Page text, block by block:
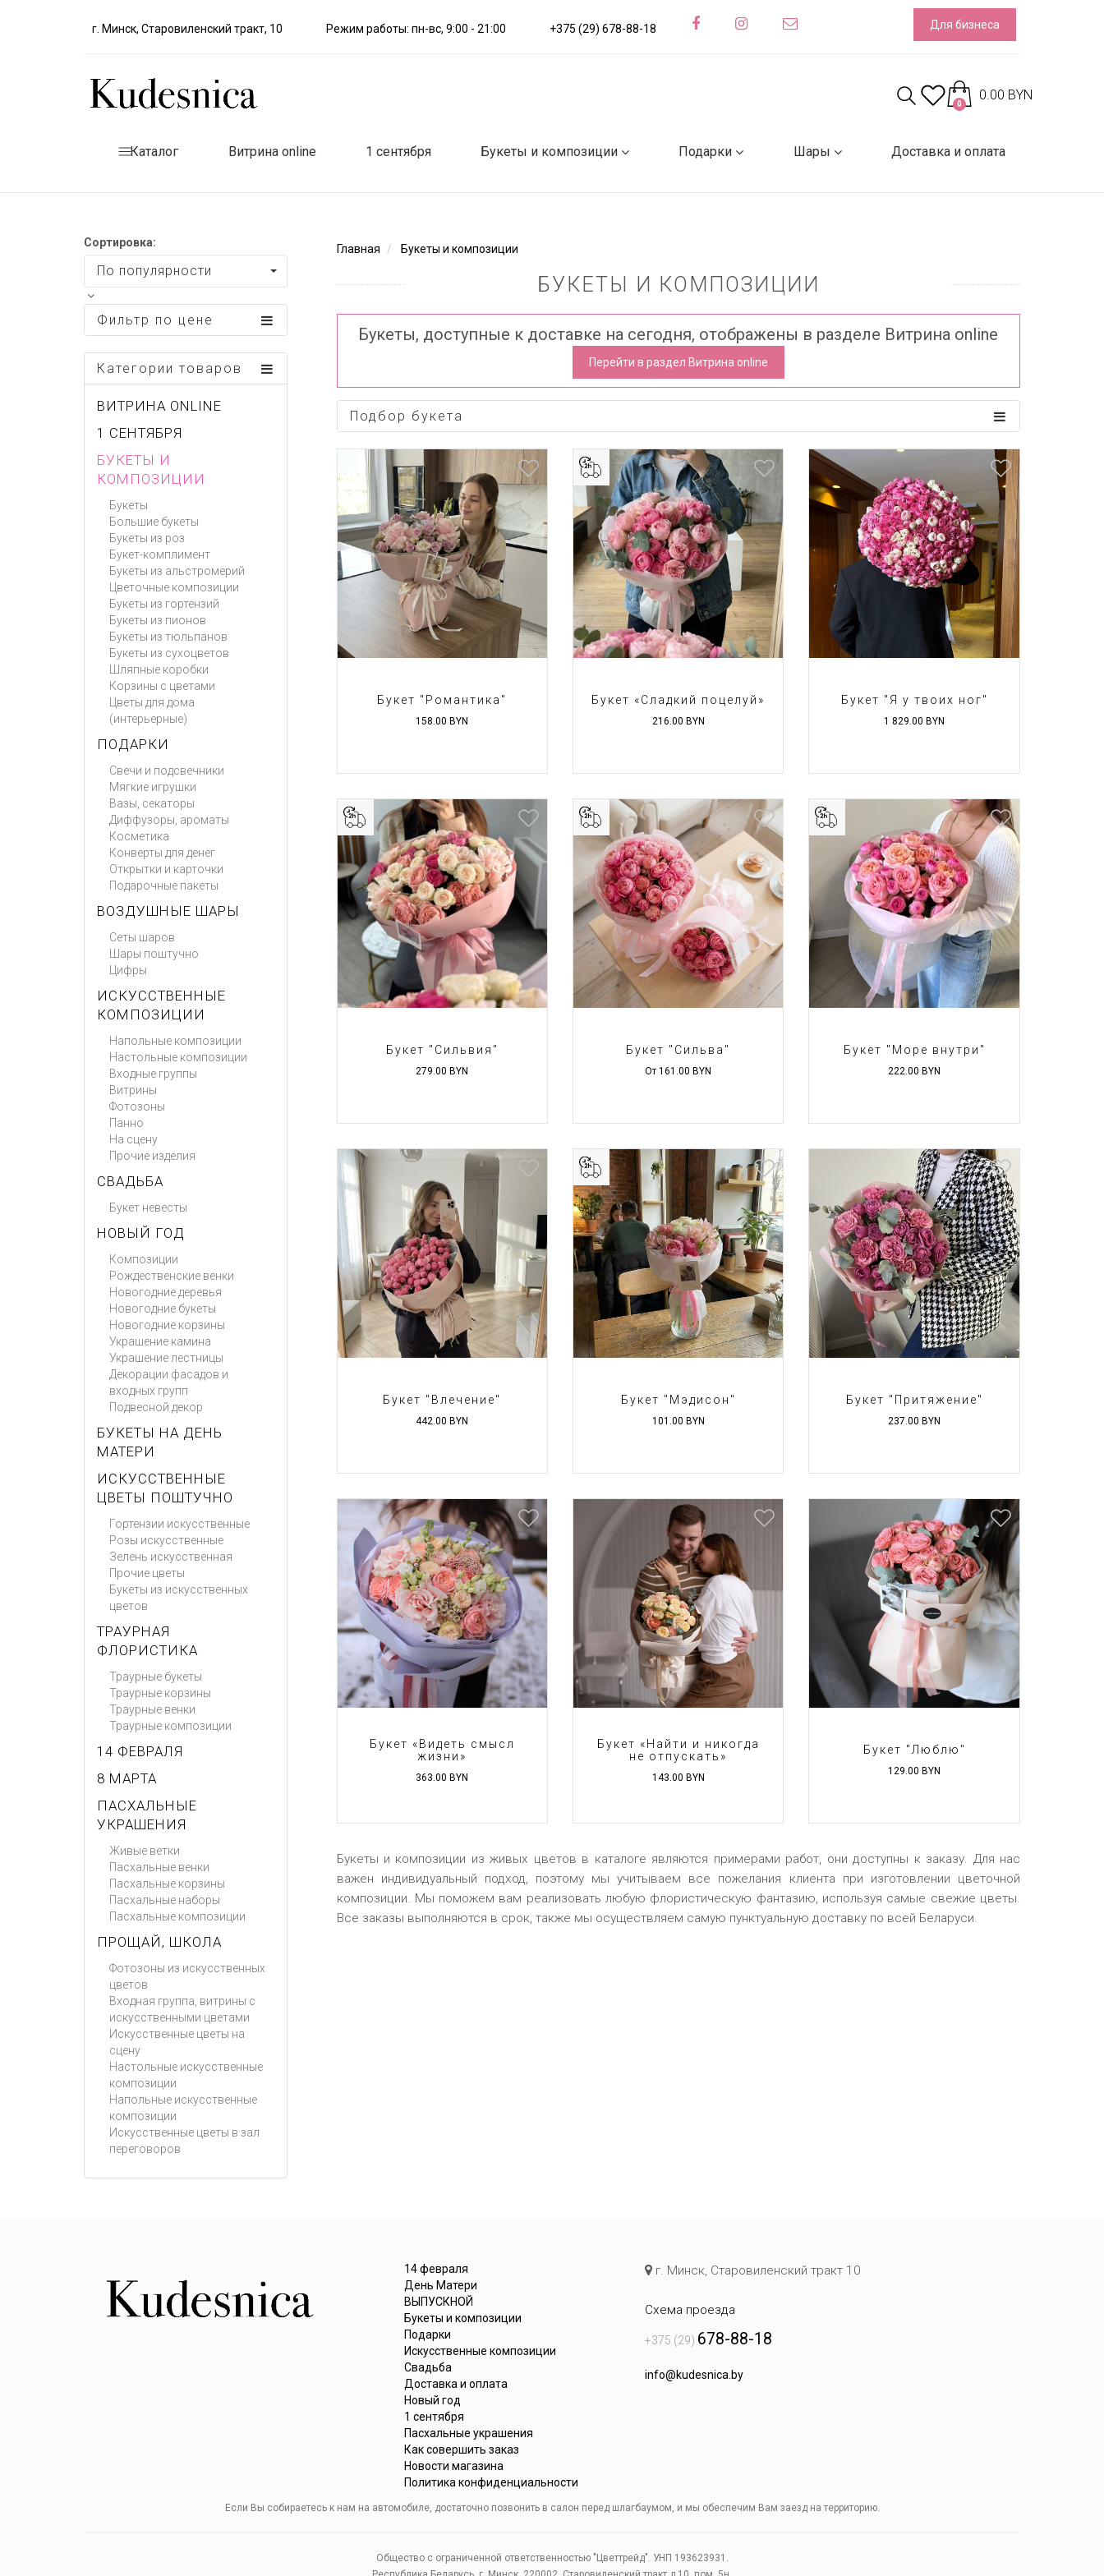
г. Минск, Старовиленский тракт, 10 Режим работы: пн-вс, 9:00 - 21:00 +375 (29) 678-88-18 Для бизнеса
0
0.00 BYN
Каталог Витрина online 1 сентября Букеты и композиции Подарки Шары Доставка и оплата
Сортировка:
По популярности
Фильтр по цене
Категории товаров
ВИТРИНА ONLINE
1 СЕНТЯБРЯ
БУКЕТЫ И
КОМПОЗИЦИИ
Букеты
Большие букеты
Букеты из роз
Букет-комплимент
Букеты из альстромерий
Цветочные композиции
Букеты из гортензий
Букеты из пионов
Букеты из тюльпанов
Букеты из сухоцветов
Шляпные коробки
Корзины с цветами
Цветы для дома
(интерьерные)
ПОДАРКИ
Свечи и подсвечники
Мягкие игрушки
Вазы, секаторы
Диффузоры, ароматы
Косметика
Конверты для денег
Открытки и карточки
Подарочные пакеты
ВОЗДУШНЫЕ ШАРЫ
Сеты шаров
Шары поштучно
Цифры
ИСКУССТВЕННЫЕ
КОМПОЗИЦИИ
Напольные композиции
Настольные композиции
Входные группы
Витрины
Фотозоны
Панно
На сцену
Прочие изделия
СВАДЬБА
Букет невесты
НОВЫЙ ГОД
Композиции
Рождественские венки
Новогодние деревья
Новогодние букеты
Новогодние корзины
Украшение камина
Украшение лестницы
Декорации фасадов и
входных групп
Подвесной декор
БУКЕТЫ НА ДЕНЬ
МАТЕРИ
ИСКУССТВЕННЫЕ
ЦВЕТЫ ПОШТУЧНО
Гортензии искусственные
Розы искусственные
Зелень искусственная
Прочие цветы
Букеты из искусственных
цветов
ТРАУРНАЯ
ФЛОРИСТИКА
Траурные букеты
Траурные корзины
Траурные венки
Траурные композиции
14 ФЕВРАЛЯ
8 МАРТА
ПАСХАЛЬНЫЕ
УКРАШЕНИЯ
Живые ветки
Пасхальные венки
Пасхальные корзины
Пасхальные наборы
Пасхальные композиции
ПРОЩАЙ, ШКОЛА
Фотозоны из искусственных
цветов
Входная группа, витрины с
искусственными цветами
Искусственные цветы на
сцену
Настольные искусственные
композиции
Напольные искусственные
композиции
Искусственные цветы в зал
переговоров
Главная Букеты и композиции
БУКЕТЫ И КОМПОЗИЦИИ
Букеты, доступные к доставке на сегодня, отображены в разделе Витрина online
Перейти в раздел Витрина online
Подбор букета
Букет "Романтика"
158.00 BYN
Букет «Сладкий поцелуй»
216.00 BYN
Букет "Я у твоих ног"
1 829.00 BYN
Букет "Сильвия"
279.00 BYN
Букет "Сильва"
От 161.00 BYN
Букет "Море внутри"
222.00 BYN
Букет "Влечение"
442.00 BYN
Букет "Мэдисон"
101.00 BYN
Букет "Притяжение"
237.00 BYN
Букет «Видеть смысл
жизни»
363.00BYN
Букет «Найти и никогда
не отпускать»
143.00 BYN
Букет "Люблю"
129.00 BYN
Букеты и композиции из живых цветов в каталоге являются примерами работ, они доступны к заказу. Для нас
важен индивидуальный подход, поэтому мы учитываем все пожелания клиента при изготовлении цветочной
композиции. Мы поможем вам реализовать любую флористическую фантазию, используя самые свежие цветы.
Все заказы выполняются в срок, также мы осуществляем самую пунктуальную доставку по всей Беларуси.
14 февраля
День Матери
ВЫПУСКНОЙ
Букеты и композиции
Подарки
Искусственные композиции
Свадьба
Доставка и оплата
Новый год
1 сентября
Пасхальные украшения
Как совершить заказ
Новости магазина
Политика конфиденциальности
г. Минск, Старовиленский тракт 10
Схема проезда
+375 (29) 678-88-18
info@kudesnica.by
Если Вы собираетесь к нам на автомобиле, достаточно позвонить в салон перед шлагбаумом, и мы обеспечим Вам заезд на территорию.
Общество с ограниченной ответственностью "Цветтрейд". УНП 193623931.